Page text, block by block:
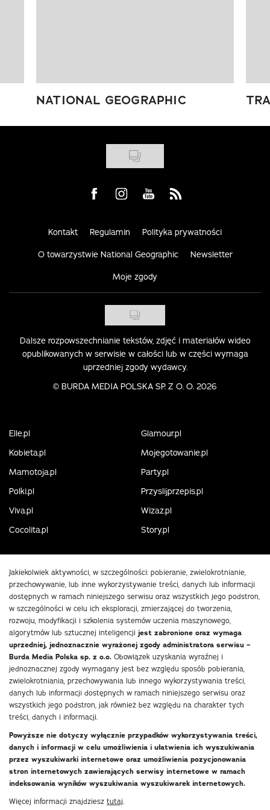
NATIONAL GEOGRAPHIC
Visit us on Facebook
Visit us on Instagram
Visit us on Youtube
Visit us on Rss
Kontakt Regulamin Polityka prywatności
O towarzystwie National Geographic Newsletter
Moje zgody
Dalsze rozpowszechnianie tekstów, zdjęć i materiałów wideo
opublikowanych w serwisie w całości lub w części wymaga
uprzedniej zgody wydawcy.
© BURDA MEDIA POLSKA SP. Z O. O. 2026
Elle.pl
Glamour.pl
Kobieta.pl
Mojegotowanie.pl
Mamotoja.pl
Party.pl
Polki.pl
Przyslijprzepis.pl
Viva.pl
Wizaz.pl
Cocolita.pl
Story.pl
Jakiekolwiek aktywności, w szczególności: pobieranie, zwielokrotnianie,
przechowywanie, lub inne wykorzystywanie treści, danych lub informacji
dostępnych w ramach niniejszego serwisu oraz wszystkich jego podstron,
w szczególności w celu ich eksploracji, zmierzającej do tworzenia,
rozwoju, modyfikacji i szkolenia systemów uczenia maszynowego,
algorytmów lub sztucznej inteligencji jest zabronione oraz wymaga
uprzedniej, jednoznacznie wyrażonej zgody administratora serwisu –
Burda Media Polska sp. z o.o. Obowiązek uzyskania wyraźnej i
jednoznacznej zgody wymagany jest bez względu sposób pobierania,
zwielokrotniania, przechowywania lub innego wykorzystywania treści,
danych lub informacji dostępnych w ramach niniejszego serwisu oraz
wszystkich jego podstron, jak również bez względu na charakter tych
treści, danych i informacji.
Powyższe nie dotyczy wyłącznie przypadków wykorzystywania treści,
danych i informacji w celu umożliwienia i ułatwienia ich wyszukiwania
przez wyszukiwarki internetowe oraz umożliwienia pozycjonowania
stron internetowych zawierających serwisy internetowe w ramach
indeksowania wyników wyszukiwania wyszukiwarek internetowych.
Więcej informacji znajdziesz tutaj.